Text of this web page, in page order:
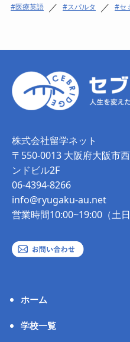
医療英語 ／ スパルタ ／ セ
株式会社留学ネット
〒550-0013 大阪府大阪市
ンドビル2F
06-4394-8266
info@ryugaku-au.net
営業時間10:00~19:00（土
ホーム
学校一覧